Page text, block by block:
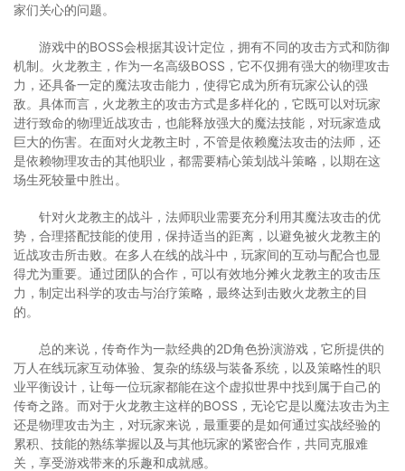
家们关心的问题。
游戏中的BOSS会根据其设计定位，拥有不同的攻击方式和防御
机制。火龙教主，作为一名高级BOSS，它不仅拥有强大的物理攻击
力，还具备一定的魔法攻击能力，使得它成为所有玩家公认的强
敌。具体而言，火龙教主的攻击方式是多样化的，它既可以对玩家
进行致命的物理近战攻击，也能释放强大的魔法技能，对玩家造成
巨大的伤害。在面对火龙教主时，不管是依赖魔法攻击的法师，还
是依赖物理攻击的其他职业，都需要精心策划战斗策略，以期在这
场生死较量中胜出。
针对火龙教主的战斗，法师职业需要充分利用其魔法攻击的优
势，合理搭配技能的使用，保持适当的距离，以避免被火龙教主的
近战攻击所击败。在多人在线的战斗中，玩家间的互动与配合也显
得尤为重要。通过团队的合作，可以有效地分摊火龙教主的攻击压
力，制定出科学的攻击与治疗策略，最终达到击败火龙教主的目
的。
总的来说，传奇作为一款经典的2D角色扮演游戏，它所提供的
万人在线玩家互动体验、复杂的练级与装备系统，以及策略性的职
业平衡设计，让每一位玩家都能在这个虚拟世界中找到属于自己的
传奇之路。而对于火龙教主这样的BOSS，无论它是以魔法攻击为主
还是物理攻击为主，对玩家来说，最重要的是如何通过实战经验的
累积、技能的熟练掌握以及与其他玩家的紧密合作，共同克服难
关，享受游戏带来的乐趣和成就感。